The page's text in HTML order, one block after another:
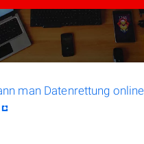
man Datenrettung online